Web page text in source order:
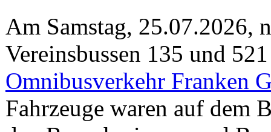
Am Samstag, 25.07.2026,
Vereinsbussen 135 und
Omnibusverkehr Franken
Fahrzeuge waren auf dem